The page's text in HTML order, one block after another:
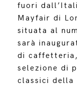
fuori
Mayfair di
situata al
sarà
di
selezione di
classici della